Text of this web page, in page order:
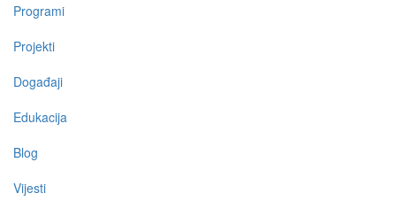
Programi
Projekti
Događaji
Edukacija
Blog
Vijesti